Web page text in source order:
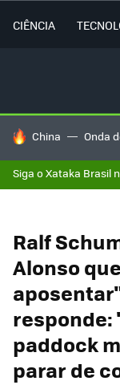
CIÊNCIA
TENDÊNCIAS DO
China Onda
Siga o Xataka Brasil
Ralf
Alonso
responde:
paddock
parar de